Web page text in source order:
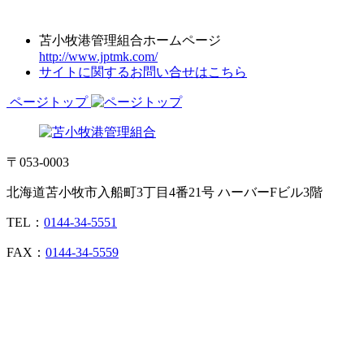
苫小牧港管理組合ホームページ
http://www.jptmk.com/
サイトに関するお問い合せはこちら
ページトップ
〒053-0003
北海道苫小牧市入船町3丁目4番21号 ハーバーFビル3階
TEL： 0144-34-5551
FAX： 0144-34-5559